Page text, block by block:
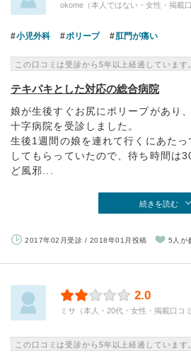
okome（本人ではない・女性・掲載口
小児外科 ポリープ 肛門が痛い
この口コミは受診から5年以上経過しています
テキパキとした対応の総合病院
娘が生後すぐお尻にポリープがあり
十字病院を受診しました。
生後1週間の娘を連れて行くにあた
してもらっていたので、待ち時間は
ど風邪...
続きを読む
2017年02月受診 / 2018年01月投稿 5人が
2.0
ミサ（本人・20代・女性・掲載口コ
この口コミは受診から5年以上経過しています